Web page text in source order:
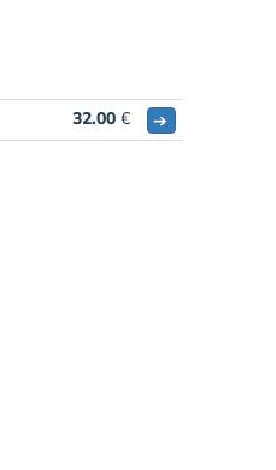
32.00 € ➔